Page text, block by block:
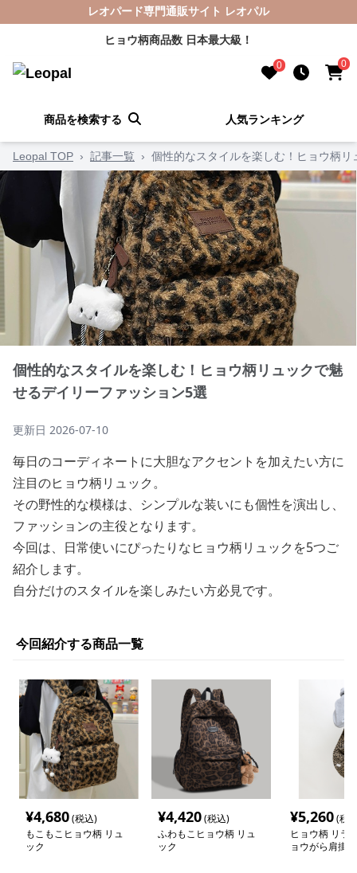
レオパード専門通販サイト レオパル
ヒョウ柄商品数 日本最大級！
0 0
商品を検索する 人気ランキング
Leopal TOP › 記事一覧 › 個性的なスタイルを楽しむ！ヒョウ柄
個性的なスタイルを楽しむ！ヒョウ柄リュックで魅
せるデイリーファッション5選
更新日 2026-07-10
毎日のコーディネートに大胆なアクセントを加えたい方に
注目のヒョウ柄リュック。
その野性的な模様は、シンプルな装いにも個性を演出し、
ファッションの主役となります。
今回は、日常使いにぴったりなヒョウ柄リュックを5つご
紹介します。
自分だけのスタイルを楽しみたい方必見です。
今回紹介する商品一覧
¥4,680(税込)
もこもこヒョウ柄 リュ
ック
¥4,420(税込)
ふわもこヒョウ柄 リュ
ック
¥5,260(税
ヒョウ柄 リラ
ョウがら肩掛